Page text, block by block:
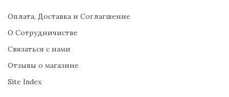
Оплата, Доставка и Соглагшение
О Сотрудничистве
Связаться с нами
Отзывы о магазине
Site Index